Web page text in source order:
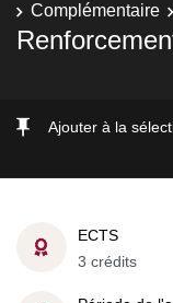
Complémentaire
Ajouter à la
ECTS
3 crédits